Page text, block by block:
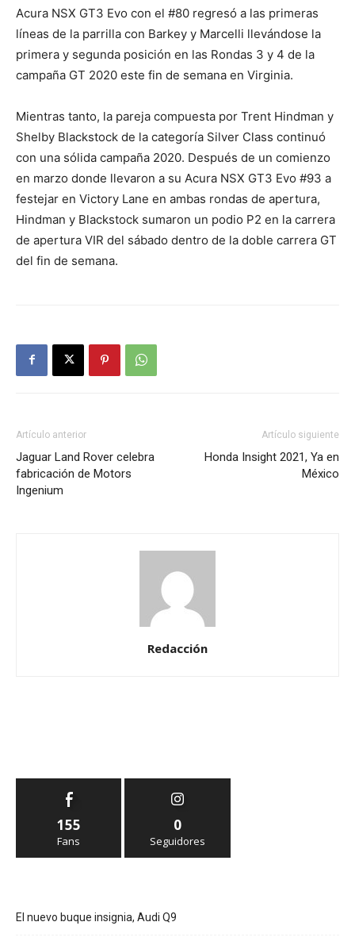
Acura NSX GT3 Evo con el #80 regresó a las primeras
líneas de la parrilla con Barkey y Marcelli llevándose la
primera y segunda posición en las Rondas 3 y 4 de la
campaña GT 2020 este fin de semana en Virginia.
Mientras tanto, la pareja compuesta por Trent Hindman y
Shelby Blackstock de la categoría Silver Class continuó
con una sólida campaña 2020. Después de un comienzo
en marzo donde llevaron a su Acura NSX GT3 Evo #93 a
festejar en Victory Lane en ambas rondas de apertura,
Hindman y Blackstock sumaron un podio P2 en la carrera
de apertura VIR del sábado dentro de la doble carrera GT
del fin de semana.
Artículo anterior
Jaguar Land Rover celebra
fabricación de Motors
Ingenium
Artículo siguiente
Honda Insight 2021, Ya en
México
Redacción
155
Fans
0
Seguidores
El nuevo buque insignia, Audi Q9